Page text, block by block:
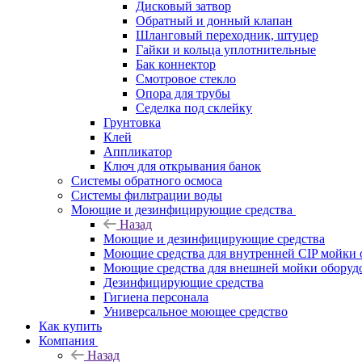
Дисковый затвор
Обратный и донный клапан
Шланговый переходник, штуцер
Гайки и кольца уплотнительные
Бак коннектор
Смотровое стекло
Опора для трубы
Седелка под склейку
Грунтовка
Клей
Аппликатор
Ключ для открывания банок
Системы обратного осмоса
Системы фильтрации воды
Моющие и дезинфицирующие средства
Назад
Моющие и дезинфицирующие средства
Моющие средства для внутренней CIP мойки
Моющие средства для внешней мойки
Дезинфицирующие средства
Гигиена персонала
Универсальное моющее средство
Как купить
Компания
Назад